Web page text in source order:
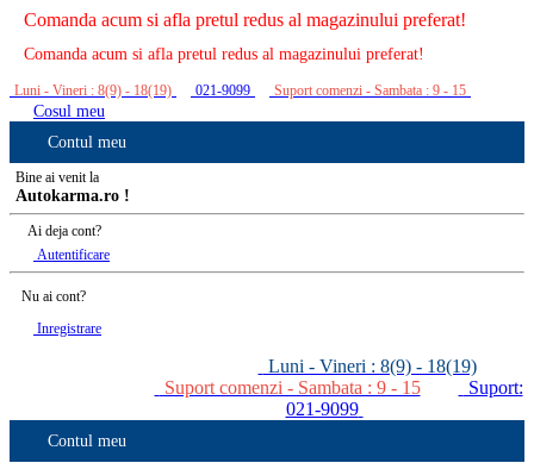
Comanda acum si afla pretul redus al magazinului preferat!
Comanda acum si afla pretul redus al magazinului preferat!
Luni - Vineri : 8(9) - 18(19) 021-9099 Suport comenzi - Sambata : 9 - 15
Cosul meu
Contul meu
Bine ai venit la
Autokarma.ro !
Ai deja cont?
Autentificare
Nu ai cont?
Inregistrare
Luni - Vineri : 8(9) - 18(19)
Suport comenzi - Sambata : 9 - 15
Suport:
021-9099
Contul meu